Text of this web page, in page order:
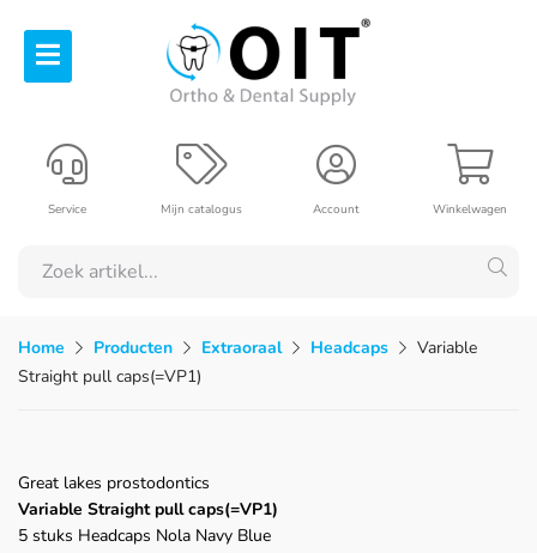
Winkelwagen
Account
Mijn catalogus
Service
Home Producten Extraoraal Headcaps
Variable
Straight pull caps(=VP1)
Great lakes prostodontics
Variable Straight pull caps(=VP1)
5 stuks Headcaps Nola Navy Blue